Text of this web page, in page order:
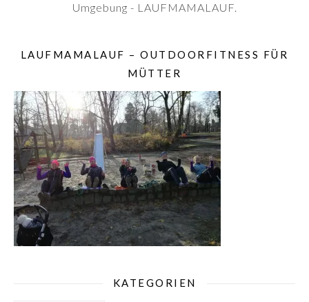
Umgebung - LAUFMAMALAUF.
LAUFMAMALAUF – OUTDOORFITNESS FÜR
MÜTTER
KATEGORIEN